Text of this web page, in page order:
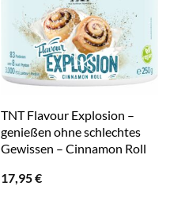
TNT Flavour Explosion –
genießen ohne schlechtes
Gewissen – Cinnamon Roll
17,95€